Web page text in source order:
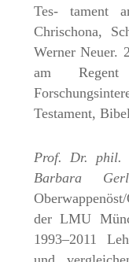
Tes- tament
Chrischona,
Werner Neuer.
am
Testament,
Prof. Dr. phil.
Barbara
der LMU
1993–2011